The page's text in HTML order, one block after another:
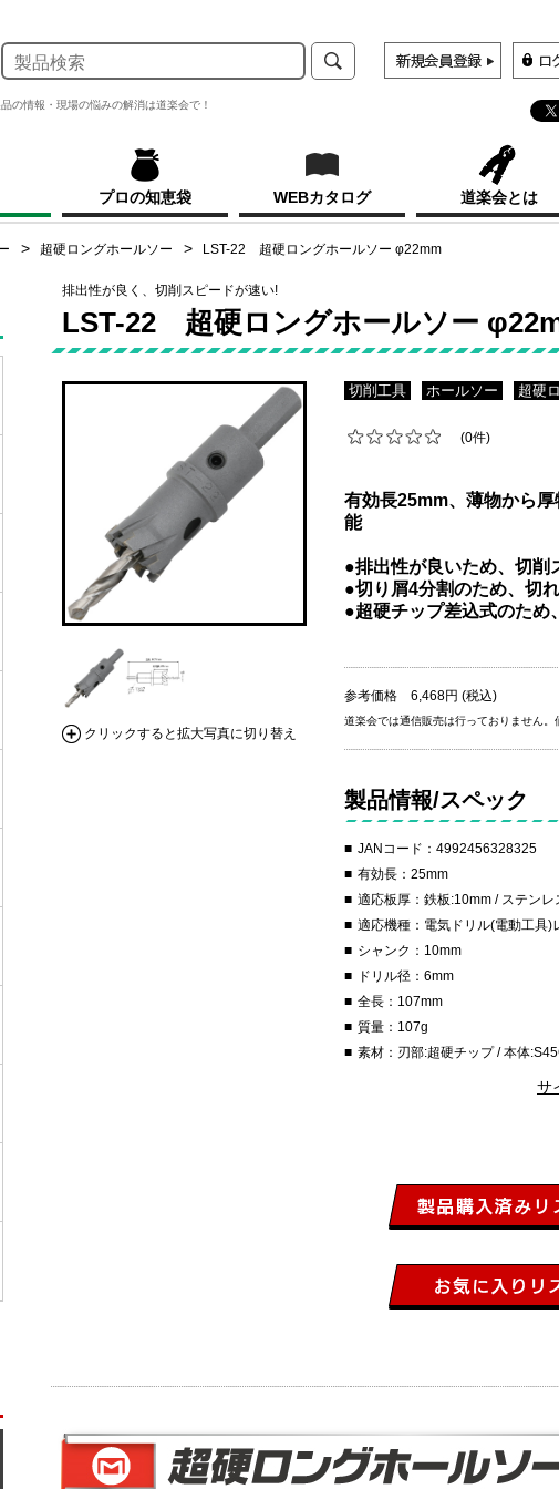
の情報・現場の悩みの解消は道楽会で！
プロの知恵袋 WEBカタログ 道楽会とは
超硬ロングホールソー LST-22 超硬ロングホールソー φ22mm
排出性が良く、切削スピードが速い!
LST-22 超硬ロングホールソー
クリックすると拡大写真に切り替え
切削工具 ホールソー 超硬
(0件)
有効長25mm、薄物から
能
●排出性が良いため、切削
●切り屑4分割のため、切
●超硬チップ差込式のため
参考価格 6,468円 (税込)
道楽会では通信販売は行っておりません。
製品情報/スペック
JANコード：4992456328325
有効長：25mm
適応板厚：鉄板:10mm / ステンレ
適応機種：電気ドリル(電動工具
シャンク：10mm
ドリル径：6mm
全長：107mm
質量：107g
素材：刃部:超硬チップ / 本体
サ